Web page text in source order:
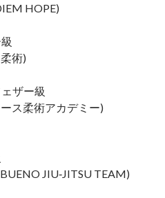
HOPE)
術)
ザー級
ス柔術アカデミー)
JIU‐JITSU TEAM)